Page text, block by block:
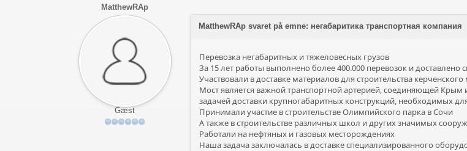
MatthewRAp
Gæst
MatthewRAp svaret på emne: негабаритика транспортная компания
Перевозка негабаритных и тяжеловесных грузов
За 15 лет работы выполнено более 400.000 перевозок и доставлено
Участвовали в доставке материалов для строительства керченского
Мост является важной транспортной артерией, соединяющей
задачей доставки крупногабаритных конструкций, необходимых
Принимали участие в строительстве Олимпийского парка в Сочи
А также в строительстве различных школ и других значимых
Работали на нефтяных и газовых месторождениях
Наша задача заключалась в доставке специализированного